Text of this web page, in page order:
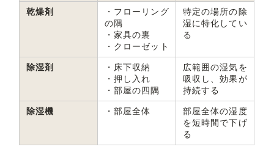
乾燥剤
・フローリング
の隅
・家具の裏
・クローゼット
特定の場所の除
湿に特化してい
る
除湿剤
・床下収納
・押し入れ
・部屋の四隅
広範囲の湿気を
吸収し、効果が
持続する
除湿機 ・部屋全体
部屋全体の湿度
を短時間で下げ
る